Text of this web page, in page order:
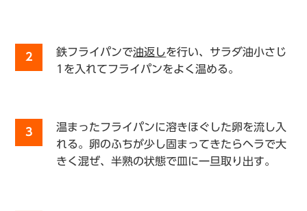
2 鉄フライパンで油返しを行い、サラダ油小さじ
1を入れてフライパンをよく温める。
3
温まったフライパンに溶きほぐした卵を流し入
れる。卵のふちが少し固まってきたらヘラで大
きく混ぜ、半熟の状態で皿に一旦取り出す。